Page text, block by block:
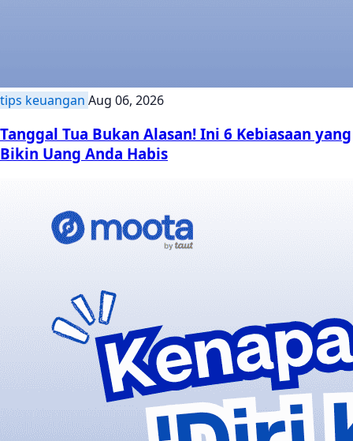
tips keuangan Aug 06, 2026
Tanggal Tua Bukan Alasan! Ini 6 Kebiasaan yang
Bikin Uang Anda Habis